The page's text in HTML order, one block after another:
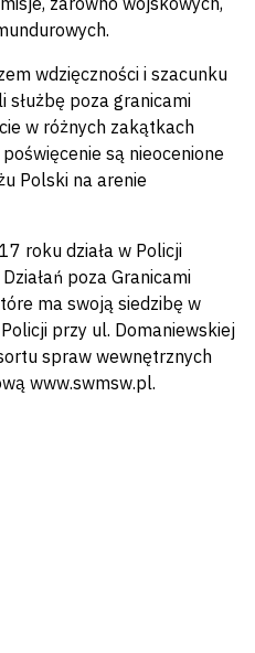
wdzięczności i szacunku
służbę poza granicami
w różnych zakątkach
są nieocenione
Polski na arenie
roku działa w Policji
poza Granicami
ma swoją siedzibę w
przy ul. Domaniewskiej
spraw wewnętrznych
www.swmsw.pl.